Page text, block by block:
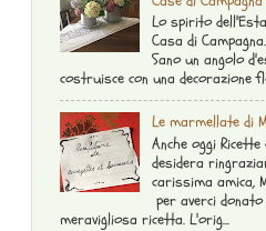
Lo spirito
Casa di
Sano un angolo
costruisce con una decorazione
Le marmellate di
Anche oggi
desidera
carissima amica,
per averci
meravigliosa ricetta. L'orig...